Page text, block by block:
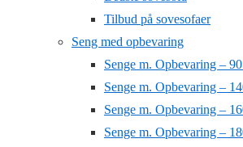
Tilbud på sovesofaer
Seng med opbevaring
Senge m. Opbevaring –
Senge m. Opbevaring –
Senge m. Opbevaring –
Senge m. Opbevaring –